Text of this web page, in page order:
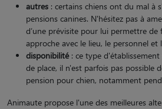
autres : certains chiens ont du mal à
pensions canines. N'hésitez pas à
d’une prévisite pour lui permettre de
approche avec le lieu, le personnel et
disponibilité: ce type
de place, il n'est parfois pas possible
pension pour chien, notamment
Animaute propose l'une des meilleures